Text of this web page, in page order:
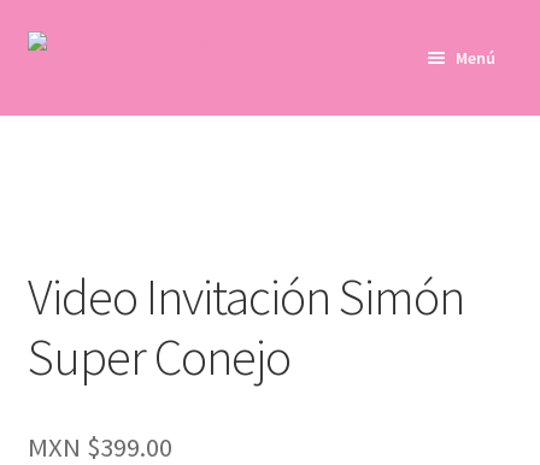
Saltar
Ir
Menú
Inicio
Más
Iniciar Sesión / Regístrate
Video Invitación Simón
Super Conejo
MXN $399.00